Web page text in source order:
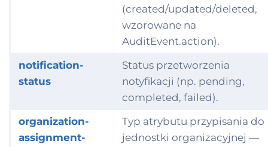
(created/updated/deleted,
wzorowane na
AuditEvent.action).
notification-
status
Status przetworzenia
notyfikacji (np. pending,
completed, failed).
organization-
assignment-
Typ atrybutu przypisania do
jednostki organizacyjnej —